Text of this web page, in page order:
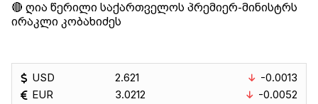
🔴 ღია წერილი საქართველოს პრემიერ-მინისტრს
ირაკლი კობახიძეს
USD
EUR
2.621
3.0212
-0.0013
-0.0052